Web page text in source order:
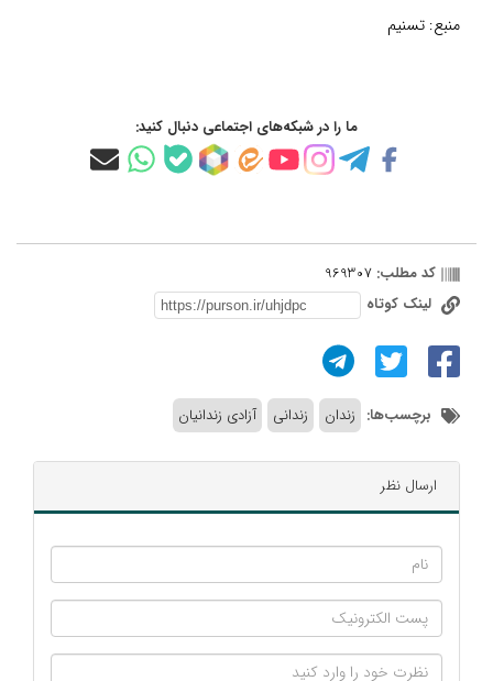
منبع: تسنیم
ما را در شبکه‌های اجتماعی دنبال کنید:
کد مطلب: 969307
لینک کوتاه
برچسب‌ها: زندان زندانی آزادی زندانیان
ارسال نظر